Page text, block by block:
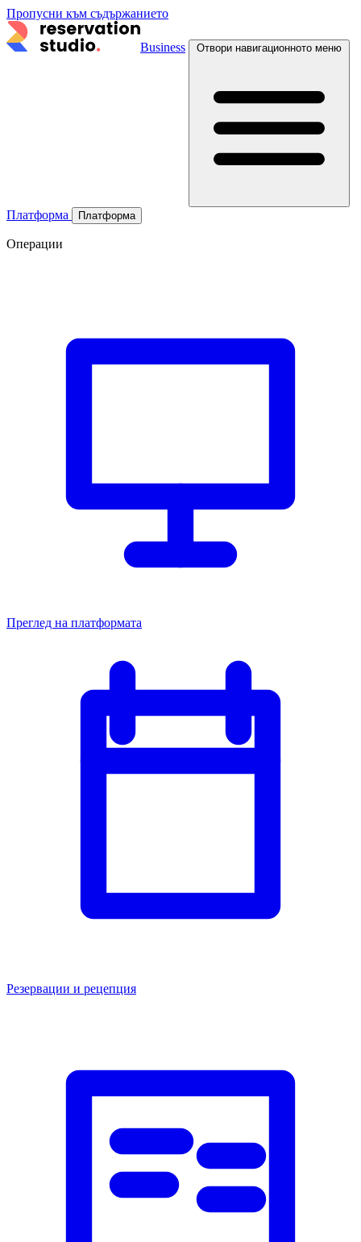
Пропусни към съдържанието
Business Отвори навигационното меню
Платформа Платформа
Операции
Преглед на платформата
Резервации и рецепция